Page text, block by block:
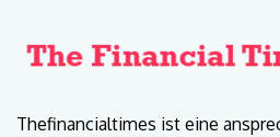
Thefinancialtimes ist eine